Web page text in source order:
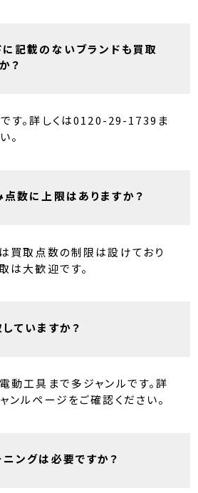
記載のないブランドも買取
？
す。詳しくは0120-29-1739ま
。
数に上限はありますか？
買取点数の制限は設けており
は大歓迎です。
ていますか？
動工具まで多ジャンルです。詳
ンルページをご確認ください。
ングは必要ですか？